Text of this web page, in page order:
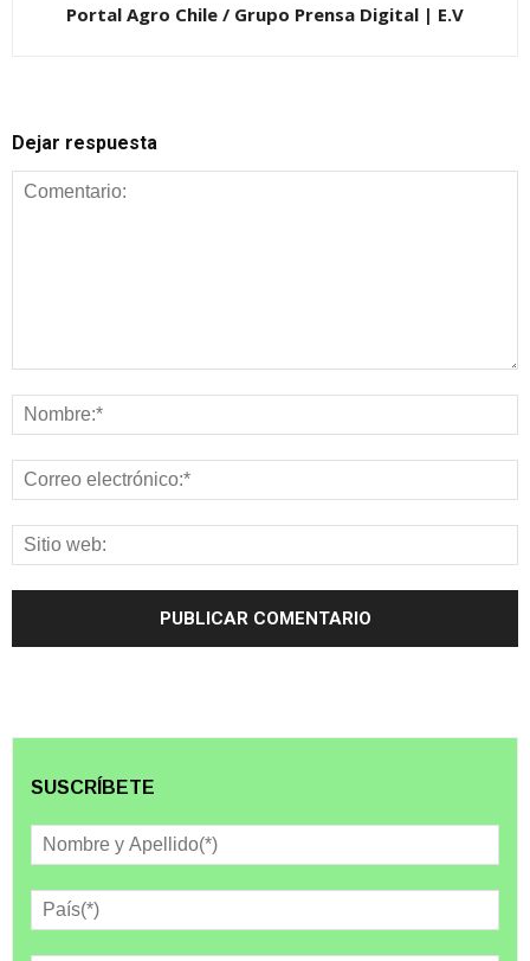
Portal Agro Chile / Grupo Prensa Digital | E.V
Dejar respuesta
SUSCRÍBETE